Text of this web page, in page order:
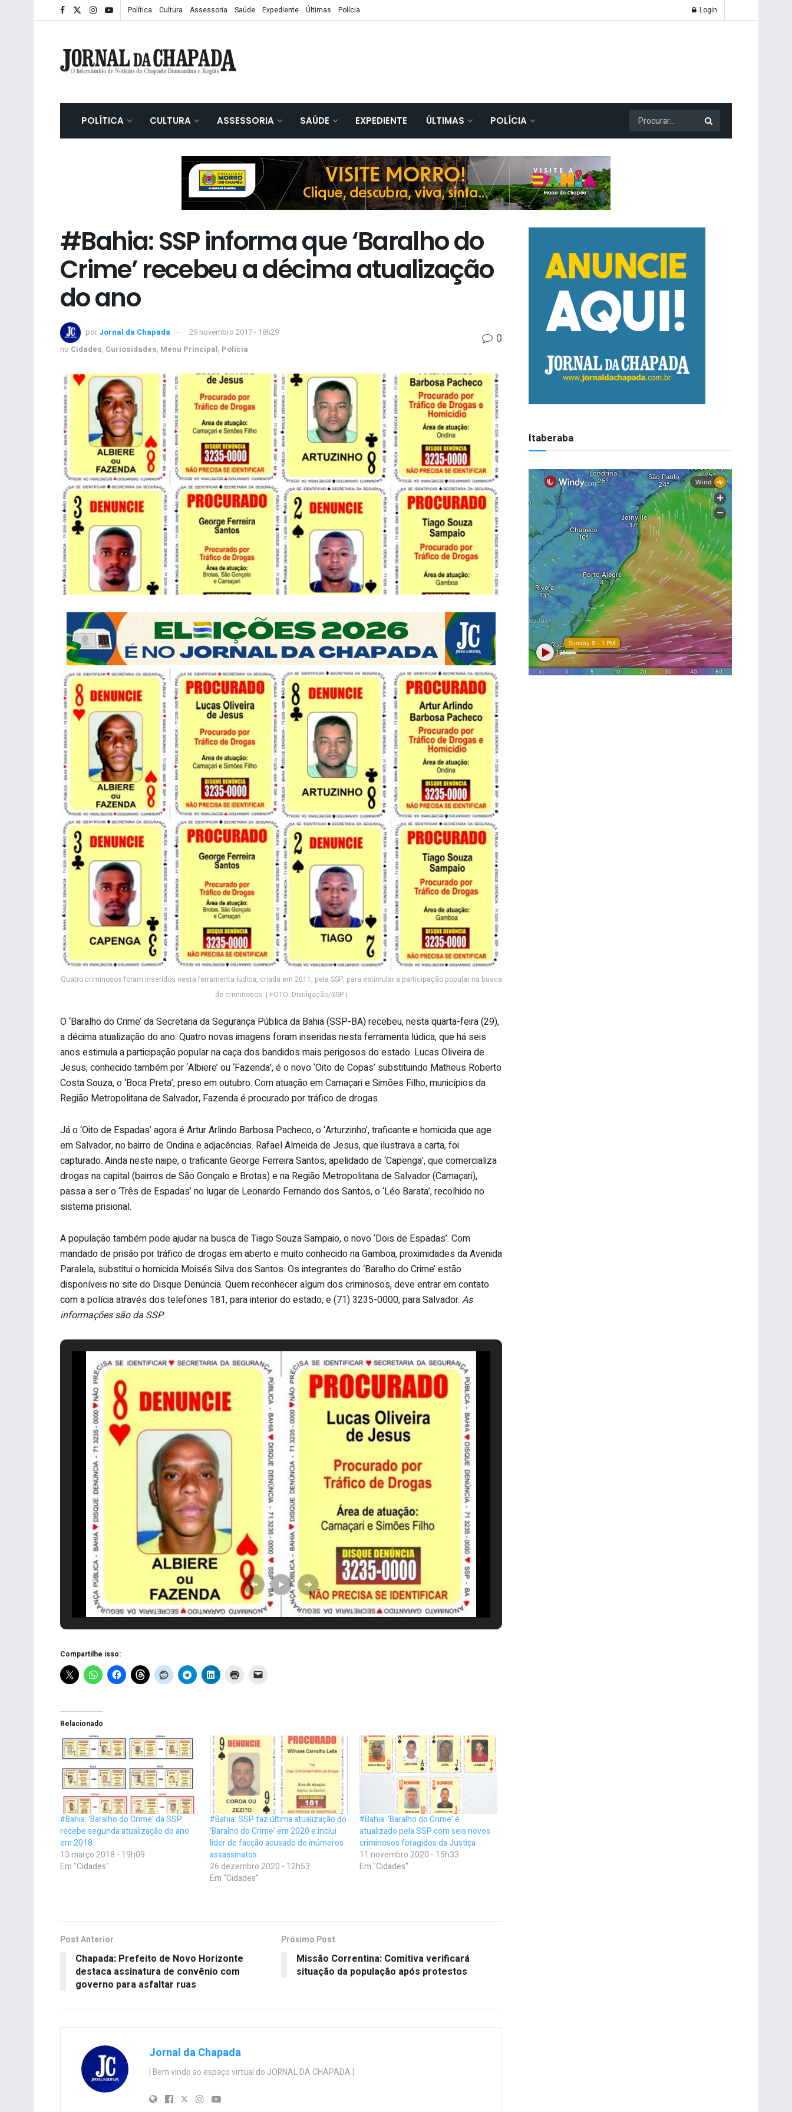
Política Cultura Assessoria Saúde Expediente Últimas Polícia Login
POLÍTICA CULTURA ASSESSORIA SAÚDE EXPEDIENTE ÚLTIMAS POLÍCIA
#Bahia: SSP informa que ‘Baralho do
Crime’ recebeu a décima atualização
do ano
por Jornal da Chapada
29 novembro 2017 - 18h29
no Cidades, Curiosidades, Menu Principal, Polícia
0
Quatro criminosos foram inseridos nesta ferramenta lúdica, criada em 2011, pela SSP, para estimular a participação popular na busca
de criminosos. | FOTO: Divulgação/SSP |
O ‘Baralho do Crime’ da Secretaria da Segurança Pública da Bahia (SSP-BA) recebeu, nesta quarta-feira (29),
a décima atualização do ano. Quatro novas imagens foram inseridas nesta ferramenta lúdica, que há seis
anos estimula a participação popular na caça dos bandidos mais perigosos do estado. Lucas Oliveira de
Jesus, conhecido também por ‘Albiere’ ou ‘Fazenda’, é o novo ‘Oito de Copas’ substituindo Matheus Roberto
Costa Souza, o ‘Boca Preta’, preso em outubro. Com atuação em Camaçari e Simões Filho, municípios da
Região Metropolitana de Salvador, Fazenda é procurado por tráfico de drogas.
Já o ‘Oito de Espadas’ agora é Artur Arlindo Barbosa Pacheco, o ‘Arturzinho’, traficante e homicida que age
em Salvador, no bairro de Ondina e adjacências. Rafael Almeida de Jesus, que ilustrava a carta, foi
capturado. Ainda neste naipe, o traficante George Ferreira Santos, apelidado de ‘Capenga’, que comercializa
drogas na capital (bairros de São Gonçalo e Brotas) e na Região Metropolitana de Salvador (Camaçari),
passa a ser o ‘Três de Espadas’ no lugar de Leonardo Fernando dos Santos, o ‘Léo Barata’, recolhido no
sistema prisional.
A população também pode ajudar na busca de Tiago Souza Sampaio, o novo ‘Dois de Espadas’. Com
mandado de prisão por tráfico de drogas em aberto e muito conhecido na Gamboa, proximidades da Avenida
Paralela, substitui o homicida Moisés Silva dos Santos. Os integrantes do ‘Baralho do Crime’ estão
disponíveis no site do Disque Denúncia. Quem reconhecer algum dos criminosos, deve entrar em contato
com a polícia através dos telefones 181, para interior do estado, e (71) 3235-0000, para Salvador. As
informações são da SSP.
Compartilhe isso:
Relacionado
#Bahia: ‘Baralho do Crime’ da SSP
recebe segunda atualização do ano
em 2018
13 março 2018 - 19h09
Em "Cidades"
#Bahia: SSP faz última atualização do
‘Baralho do Crime’ em 2020 e inclui
líder de facção acusado de inúmeros
assassinatos
26 dezembro 2020 - 12h53
Em "Cidades"
#Bahia: ‘Baralho do Crime’ é
atualizado pela SSP com seis novos
criminosos foragidos da Justiça
11 novembro 2020 - 15h33
Em "Cidades"
Post Anterior
Chapada: Prefeito de Novo Horizonte
destaca assinatura de convênio com
governo para asfaltar ruas
Próximo Post
Missão Correntina: Comitiva verificará
situação da população após protestos
Jornal da Chapada
| Bem vindo ao espaço virtual do JORNAL DA CHAPADA |
Itaberaba